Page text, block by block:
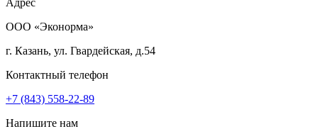
Адрес
ООО «Эконорма»
г. Казань, ул. Гвардейская, д.54
Контактный телефон
+7 (843) 558-22-89
Напишите нам